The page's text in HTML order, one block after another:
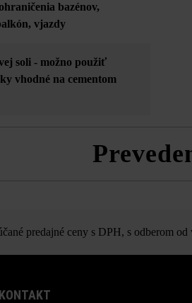
bazénov,
, vjazdy
soli - možno použiť
vhodné na cementom
predajné ceny s DPH, s odberom
KONTAKT